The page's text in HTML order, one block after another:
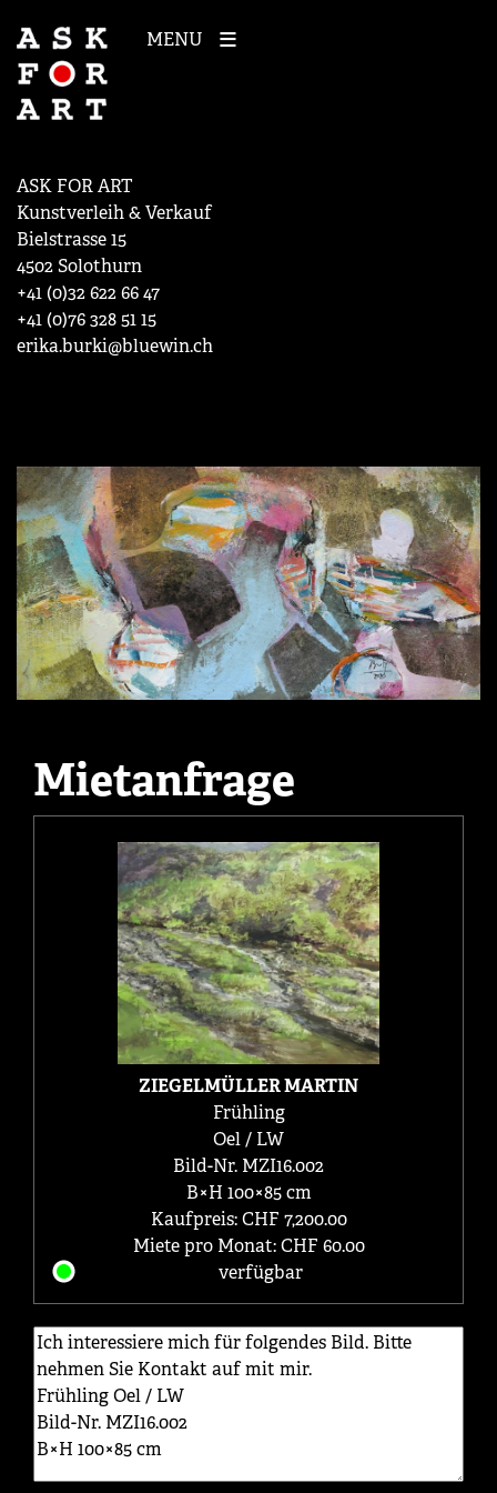
MENU
ASK FOR ART
Kunstverleih & Verkauf
Bielstrasse 15
4502 Solothurn
+41 (0)32 622 66 47
+41 (0)76 328 51 15
erika.burki@bluewin.ch
Mietanfrage
ZIEGELMÜLLER MARTIN
Frühling
Oel / LW
Bild-Nr. MZI16.002
B×H 100×85 cm
Kaufpreis: CHF 7,200.00
Miete pro Monat: CHF 60.00
verfügbar